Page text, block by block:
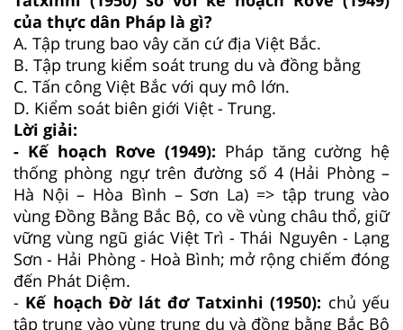
của thực dân Pháp là gì?
A. Tập trung bao vây căn cứ địa Việt Bắc.
B. Tập trung kiểm soát trung du và đồng bằng
C. Tấn công Việt Bắc với quy mô lớn.
D. Kiểm soát biên giới Việt - Trung.
Lời giải:
- Kế hoạch Rơve (1949): Pháp tăng cường hệ
thống phòng ngự trên đường số 4 (Hải Phòng –
Hà Nội – Hòa Bình – Sơn La) => tập trung vào
vùng Đồng Bằng Bắc Bộ, co về vùng châu thổ, giữ
vững vùng ngũ giác Việt Trì - Thái Nguyên - Lạng
Sơn - Hải Phòng - Hoà Bình; mở rộng chiếm đóng
đến Phát Diệm.
- Kế hoạch Đờ lát đơ Tatxinhi (1950): chủ yếu
tập trung vào vùng trung du và đồng bằng Bắc Bộ